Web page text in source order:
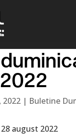
2022 | Buletine
august 2022